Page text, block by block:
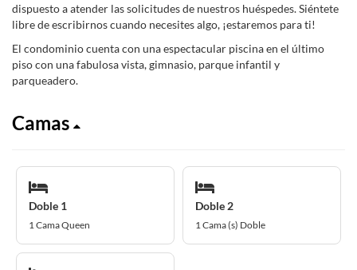
dispuesto a atender las solicitudes de nuestros huéspedes. Siéntete
libre de escribirnos cuando necesites algo, ¡estaremos para ti!
El condominio cuenta con una espectacular piscina en el último
piso con una fabulosa vista, gimnasio, parque infantil y
parqueadero.
Camas
Doble 1
1 Cama Queen
Doble 2
1 Cama (s) Doble